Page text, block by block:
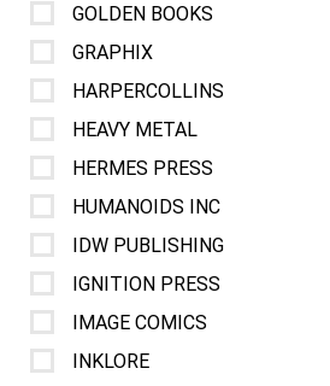
GOLDEN BOOKS
GRAPHIX
HARPERCOLLINS
HEAVY METAL
HERMES PRESS
HUMANOIDS INC
IDW PUBLISHING
IGNITION PRESS
IMAGE COMICS
INKLORE